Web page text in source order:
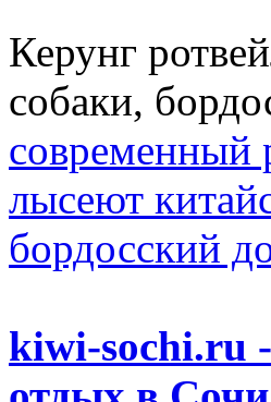
Керунг
собаки,
современный
лысеют
бордосский
kiwi-sochi.ru